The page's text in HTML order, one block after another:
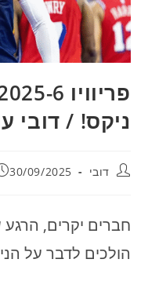
ניקס! / דובי
מחבר:דובי פורסם:
30/09/2025
חברים יקרים, הרגע
הולכים לדבר על